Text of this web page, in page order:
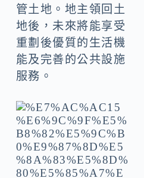
管土地。地主領回土
地後，未來將能享受
重劃後優質的生活機
能及完善的公共設施
服務。